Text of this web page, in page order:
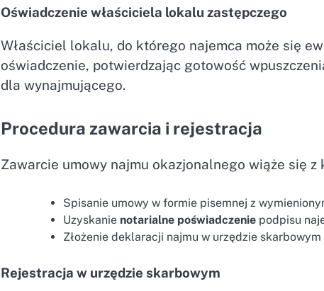
Oświadczenie właściciela lokalu zastępczego
Właściciel lokalu, do którego najemca może się
oświadczenie, potwierdzając gotowość
dla wynajmującego.
Procedura zawarcia i rejestracja
Zawarcie umowy najmu okazjonalnego wiąże się
Spisanie umowy w formie pisemnej z
Uzyskanie notarialne poświadczenie podpisu
Złożenie deklaracji najmu w urzędzie
Rejestracja w urzędzie skarbowym